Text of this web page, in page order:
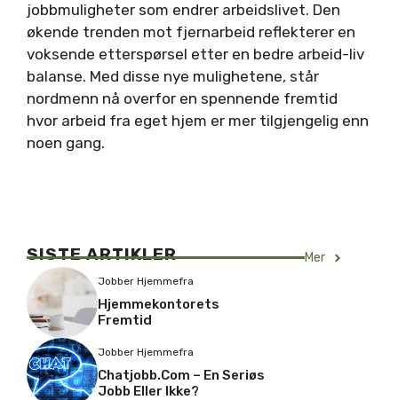
jobbmuligheter som endrer arbeidslivet. Den
økende trenden mot fjernarbeid reflekterer en
voksende etterspørsel etter en bedre arbeid-liv
balanse. Med disse nye mulighetene, står
nordmenn nå overfor en spennende fremtid
hvor arbeid fra eget hjem er mer tilgjengelig enn
noen gang.
SISTE ARTIKLER Mer
Jobber Hjemmefra
Hjemmekontorets
Fremtid
Jobber Hjemmefra
Chatjobb.com – En Seriøs
Jobb Eller Ikke?